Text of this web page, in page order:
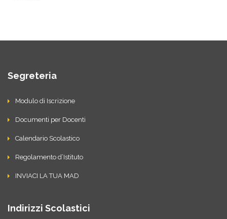
Segreteria
Modulo di Iscrizione
Documenti per Docenti
Calendario Scolastico
Regolamento d’Istituto
INVIACI LA TUA MAD
Indirizzi Scolastici